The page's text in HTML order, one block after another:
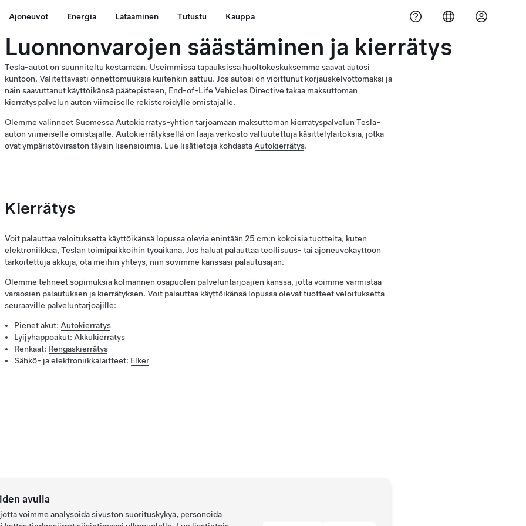
Ajoneuvot Energia Lataaminen Tutustu Kauppa
Luonnonvarojen säästäminen ja kierrätys
Tesla-autot on suunniteltu kestämään. Useimmissa tapauksissa huoltokeskuksemme saavat autosi
kuntoon. Valitettavasti onnettomuuksia kuitenkin sattuu. Jos autosi on vioittunut korjauskelvottomaksi ja
näin saavuttanut käyttöikänsä päätepisteen, End-of-Life Vehicles Directive takaa maksuttoman
kierrätyspalvelun auton viimeiselle rekisteröidylle omistajalle.
Olemme valinneet Suomessa Autokierrätys-yhtiön tarjoamaan maksuttoman kierrätyspalvelun Tesla-
auton viimeiselle omistajalle. Autokierrätyksellä on laaja verkosto valtuutettuja käsittelylaitoksia, jotka
ovat ympäristöviraston täysin lisensioimia. Lue lisätietoja kohdasta Autokierrätys.
Kierrätys
Voit palauttaa veloituksetta käyttöikänsä lopussa olevia enintään 25 cm:n kokoisia tuotteita, kuten
elektroniikkaa, Teslan toimipaikkoihin työaikana. Jos haluat palauttaa teollisuus- tai ajoneuvokäyttöön
tarkoitettuja akkuja, ota meihin yhteys, niin sovimme kanssasi palautusajan.
Olemme tehneet sopimuksia kolmannen osapuolen palveluntarjoajien kanssa, jotta voimme varmistaa
varaosien palautuksen ja kierrätyksen. Voit palauttaa käyttöikänsä lopussa olevat tuotteet veloituksetta
seuraaville palveluntarjoajille:
Pienet akut: Autokierrätys
Lyijyhappoakut: Akkukierrätys
Renkaat: Rengaskierrätys
Sähkö- ja elektroniikkalaitteet: Elker
avulla
voimme analysoida sivuston suorituskykyä, personoida